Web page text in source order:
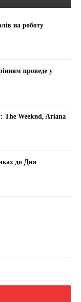
на роботу
проведе у
The Weeknd, Ariana
до Дня